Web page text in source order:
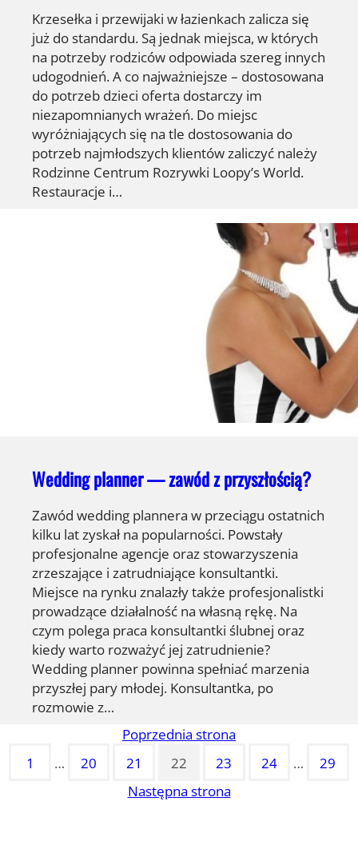
Krzesełka i przewijaki w łazienkach zalicza się
już do standardu. Są jednak miejsca, w których
na potrzeby rodziców odpowiada szereg innych
udogodnień. A co najważniejsze – dostosowana
do potrzeb dzieci oferta dostarczy im
niezapomnianych wrażeń. Do miejsc
wyróżniających się na tle dostosowania do
potrzeb najmłodszych klientów zaliczyć należy
Rodzinne Centrum Rozrywki Loopy’s World.
Restauracje i…
Wedding planner — zawód z przyszłością?
Zawód wedding plannera w przeciągu ostatnich
kilku lat zyskał na popularności. Powstały
profesjonalne agencje oraz stowarzyszenia
zrzeszające i zatrudniające konsultantki.
Miejsce na rynku znalazły także profesjonalistki
prowadzące działalność na własną rękę. Na
czym polega praca konsultantki ślubnej oraz
kiedy warto rozważyć jej zatrudnienie?
Wedding planner powinna spełniać marzenia
przyszłej pary młodej. Konsultantka, po
rozmowie z…
Poprzednia strona
1
… 20 21 22 23 24 …
29
Następna strona